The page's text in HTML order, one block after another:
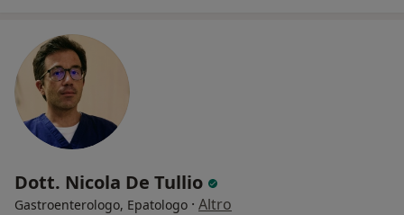
Dott. Nicola De Tullio
Gastroenterologo, Epatologo · Altro